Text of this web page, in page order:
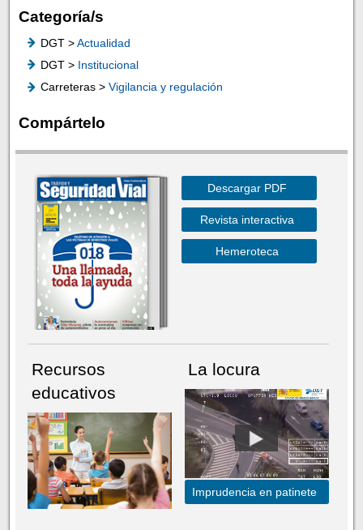
Categoría/s
DGT >Actualidad
DGT > Institucional
Carreteras > Vigilancia y regulación
Compártelo
Descargar PDF
Revista interactiva
Hemeroteca
Recursos
educativos
La locura
Imprudencia en patinete